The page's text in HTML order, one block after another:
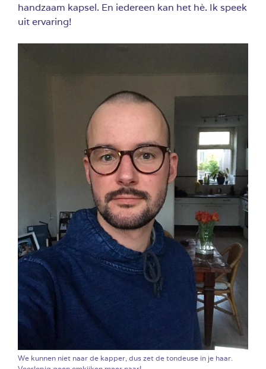
handzaam kapsel. En iedereen kan het hè. Ik speek
uit ervaring!
We kunnen niet naar de kapper, dus zet de tondeuse in je haar.